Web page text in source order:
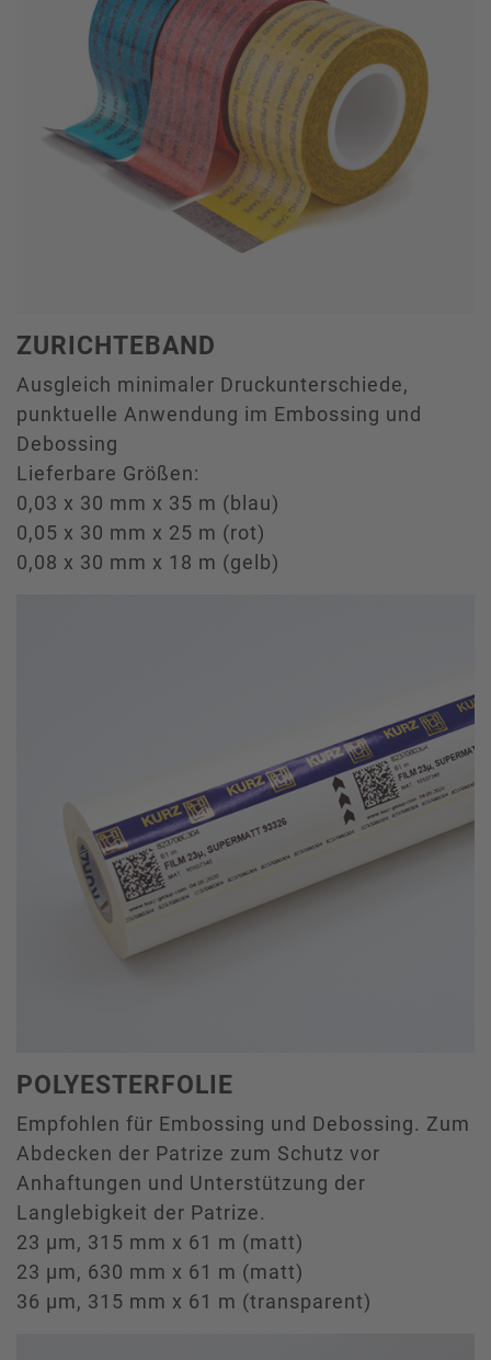
ZURICHTEBAND
Ausgleich minimaler Druckunterschiede,
punktuelle Anwendung im Embossing und
Debossing
Lieferbare Größen:
0,03 x 30 mm x 35 m (blau)
0,05 x 30 mm x 25 m (rot)
0,08 x 30 mm x 18 m (gelb)
POLYESTERFOLIE
Empfohlen für Embossing und Debossing. Zum
Abdecken der Patrize zum Schutz vor
Anhaftungen und Unterstützung der
Langlebigkeit der Patrize.
23 µm, 315 mm x 61 m (matt)
23 µm, 630 mm x 61 m (matt)
36 µm, 315 mm x 61 m (transparent)